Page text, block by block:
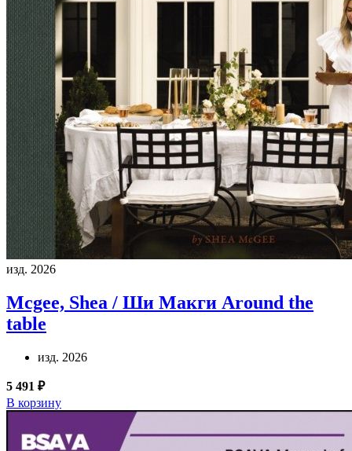
изд. 2026
Mcgee, Shea / Ши Макги Around the
table
изд. 2026
5 491 ₽
В корзину